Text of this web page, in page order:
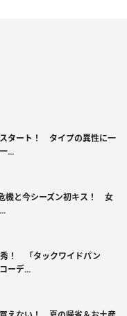
タート！ タイプの異性に一
...
機と今シーズン初キス！ 女
！ 「タックワイドパン
ーデ...